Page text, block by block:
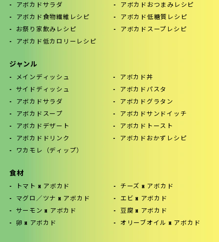
アボカドサラダ アボカドおつまみレシピ
アボカド食物繊維レシピ アボカド低糖質レシピ
お祭り家飲みレシピ アボカドスープレシピ
アボカド低カロリーレシピ
ジャンル
メインディッシュ
サイドディッシュ
アボカドサラダ
アボカドスープ
アボカドデザート
アボカドドリンク
ワカモレ（ディップ）
アボカド丼
アボカドパスタ
アボカドグラタン
アボカドサンドイッチ
アボカドトースト
アボカドおかずレシピ
食材
トマト x アボカド チーズ x アボカド
マグロ／ツナ x アボカド エビ x アボカド
サーモン x アボカド 豆腐 x アボカド
卵 x アボカド オリーブオイル x アボカド